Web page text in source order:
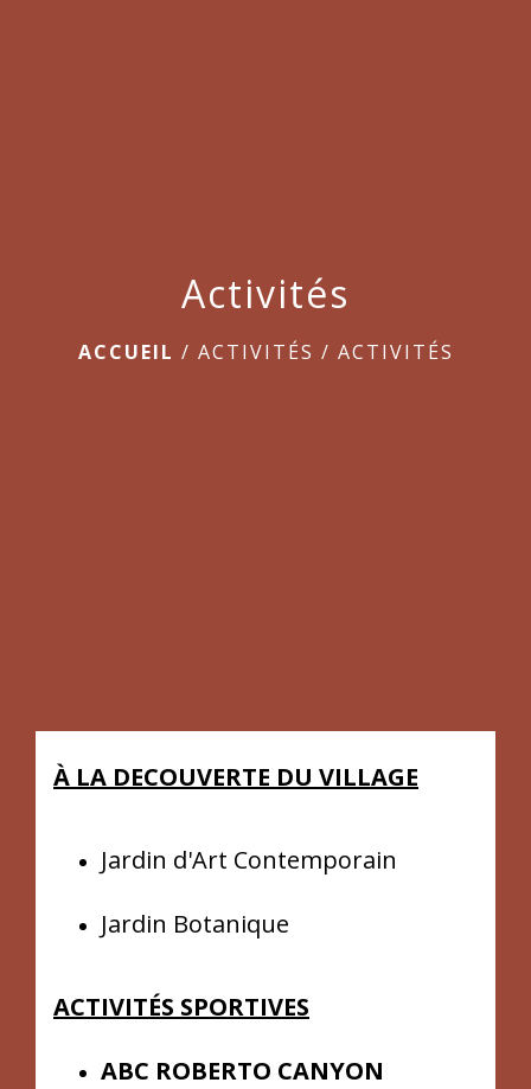
Activités
ACCUEIL / ACTIVITÉS / ACTIVITÉS
À LA DECOUVERTE DU VILLAGE
Jardin d'Art Contemporain
Jardin Botanique
ACTIVITÉS SPORTIVES
ABC ROBERTO CANYON